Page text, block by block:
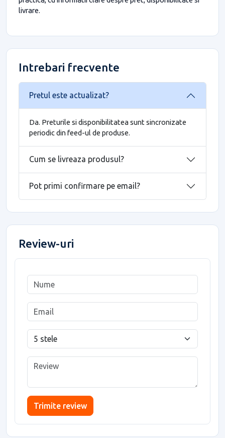
livrare.
Intrebari frecvente
Pretul este actualizat?
Da. Preturile si disponibilitatea sunt sincronizate
periodic din feed-ul de produse.
Cum se livreaza produsul?
Pot primi confirmare pe email?
Review-uri
Trimite review